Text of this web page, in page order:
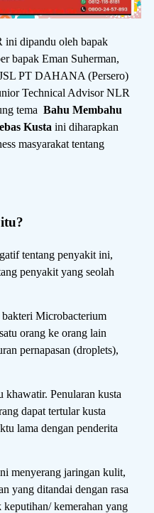
ini dipandu oleh bapak
bapak Eman Suherman,
PT DAHANA (Persero)
Technical Advisor NLR
tema Bahu Membahu
Kusta ini diharapkan
masyarakat tentang
tentang penyakit ini,
penyakit yang seolah
Microbacterium
orang ke orang lain
pernapasan (droplets),
Penularan kusta
dapat tertular kusta
lama dengan penderita
menyerang jaringan kulit,
yang ditandai dengan rasa
keputihan/ kemerahan yang